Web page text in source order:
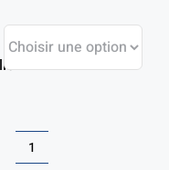
quantité